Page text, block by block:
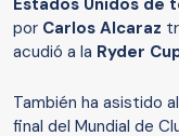
por Carlos Alcaraz
acudió a la Ryder
También ha asistido al
final del Mundial de